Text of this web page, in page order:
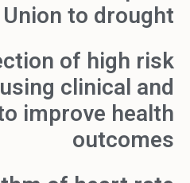
Union to drought
of high risk
clinical and
improve health
outcomes